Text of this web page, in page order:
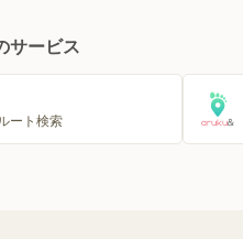
サービス
ート検索